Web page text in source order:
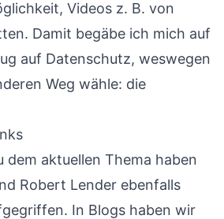
Videos z. B. von
Damit begäbe ich mich auf
auf Datenschutz, weswegen
Weg wähle: die
dem aktuellen Thema haben
Robert Lender ebenfalls
In Blogs haben wir